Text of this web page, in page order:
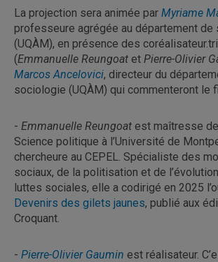
La projection sera animée par Myriame
professeure agrégée au département de
(UQÀM), en présence des
(Emmanuelle Reungoat et Pierre-Olivier
Marcos Ancelovici, directeur du
sociologie (UQÀM) qui commenteront le
- Emmanuelle Reungoat est maîtresse
Science politique à l’Université de
chercheure au CEPEL. Spécialiste des
sociaux, de la politisation et de
luttes sociales, elle a codirigé en 2025
Devenirs des gilets jaunes, publié aux
Croquant.
- Pierre-Olivier Gaumin est réalisateur.